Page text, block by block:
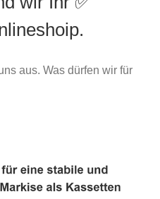
aus. Was dürfen wir für